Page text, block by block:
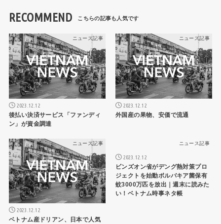
RECOMMEND
ニュース記事
2023.12.12
後払い決済サービス「ファンディ
ン」が資金調達
ニュース記事
2023.12.12
外国産の果物、安価で流通
ニュース記事
2023.12.12
ベトナム産ドリアン、日本で人気
ニュース記事
2023.12.12
ビンズオン省がデング熱対策プロ
ジェクトを始動ボルバキア菌保有
蚊3000万匹を放出｜週末に読みた
い！ベトナム時事ネタ帳